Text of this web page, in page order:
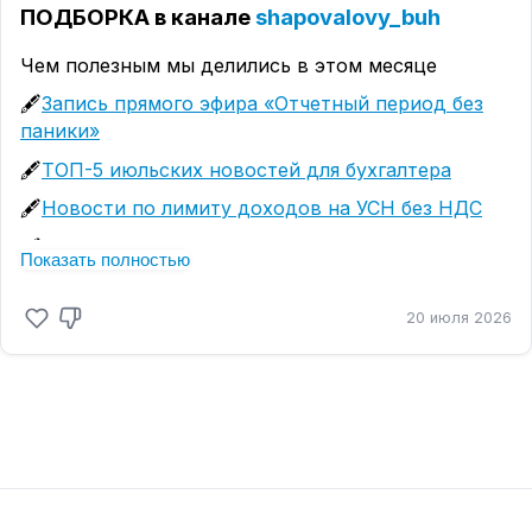
Становитесь профи вместе с нами! shapovalovy_buh
Сохраняйте рекомендации📌
ПОДБОРКА в каналеshapovalovy_buh
Чем полезным мы делились в этом месяце
🖋️Запись прямого эфира «Отчетный период без
паники»
🖋ТОП-5 июльских новостей для бухгалтера
🖋Новости по лимиту доходов на УСН без НДС
🖋
авансового платежа
🖋️Реестр МСП обновили – проверьте свой бизнес
🖋️Новые формы отчетности за полугодие 2026
Показать полностью
20 июля 2026